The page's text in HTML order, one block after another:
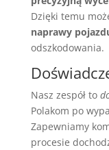
Dzięki temu
naprawy
odszkodowania.
Nasz zespół to
Polakom po
Zapewniamy
procesie